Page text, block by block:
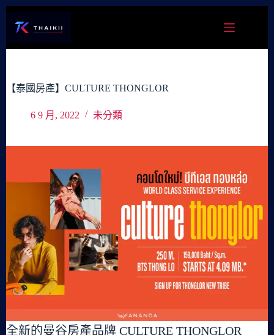
容
【泰國房產】CULTURE THONGLOR
6 9 月, 2022 未分類
全新的曼谷房產品牌 CULTURE THONGLOR